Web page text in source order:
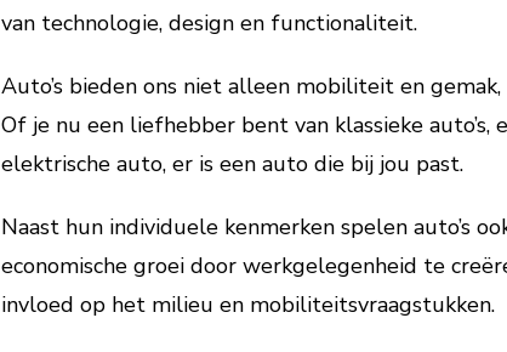
van technologie, design en functionaliteit.
Auto’s bieden ons niet alleen mobiliteit en
Of je nu een liefhebber bent van klassieke
elektrische auto, er is een auto die bij jou past.
Naast hun individuele kenmerken spelen auto’s
economische groei door werkgelegenheid te
invloed op het milieu en mobiliteitsvraagstukken.